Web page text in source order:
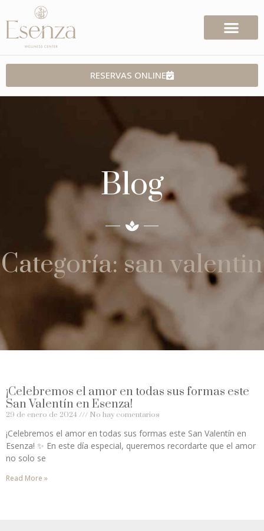
RESERVAS ONLINE
Blog
Categoría: san valentin
¡Celebremos el amor en todas sus formas este
San Valentín en Esenza!
29 de enero de 2024 No hay comentarios
¡Celebremos el amor en todas sus formas este San Valentín en
Esenza! ✨ En este día especial, queremos recordarte que el amor
no solo se
Read More »